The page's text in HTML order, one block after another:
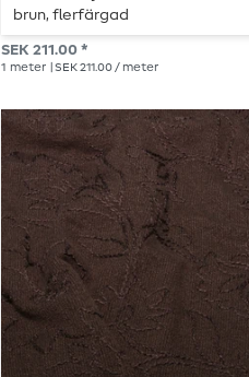
brun, flerfärgad
SEK 211.00 *
1 meter | SEK 211.00 / meter